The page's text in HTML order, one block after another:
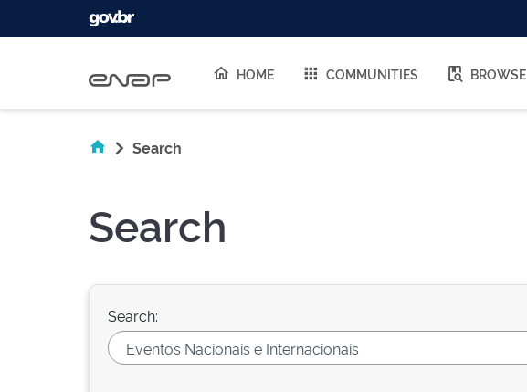
HOME COMMUNITIES BROWSE
Search
Search
Search: